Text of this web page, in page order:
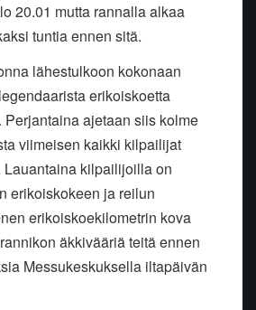
20.01 mutta rannalla alkaa
tuntia ennen sitä.
lähestulkoon kokonaan
erikoiskoetta
Perjantaina ajetaan siis kolme
viimeisen kaikki kilpailijat
Lauantaina kilpailijoilla on
erikoiskokeen ja reilun
erikoiskoekilometrin kova
äkkivääriä teitä ennen
Messukeskuksella iltapäivän